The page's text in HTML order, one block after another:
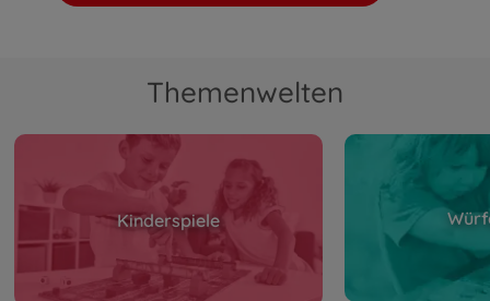
Themenwelten
Kinderspiele